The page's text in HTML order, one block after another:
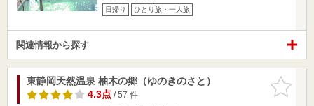
日帰り ひとり旅・一人旅
関連情報から探す
お気に入
りに追加
東静岡天然温泉 柚木の郷（ゆのきのさと）
4.3点/ 57 件